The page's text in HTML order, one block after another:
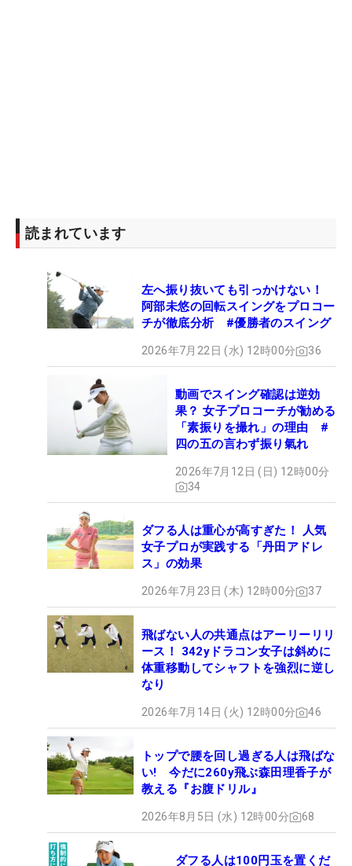
読まれています
左へ振り抜いても引っかけない！
阿部未悠の回転スイングをプロコー
チが徹底分析 #優勝者のスイング
2026年7月22日 (水) 12時00分 36
動画でスイング確認は逆効
果？ 女子プロコーチが勧める
「素振りを撮れ」の理由 #
四の五の言わず振り氣れ
2026年7月12日 (日) 12時00分
34
ダフる人は重心が高すぎた！ 人気
女子プロが実践する「丹田アドレ
ス」の効果
2026年7月23日 (木) 12時00分 37
飛ばない人の共通点はアーリーリリ
ース！ 342yドラコン女子は斜めに
体重移動してシャフトを強烈に逆し
なり
2026年7月14日 (火) 12時00分 46
トップで腰を回し過ぎる人は飛ばな
い! 今だに260y飛ぶ森田理香子が
教える『お腹ドリル』
2026年8月5日 (水) 12時00分 68
ダフる人は100円玉を置くだ